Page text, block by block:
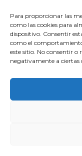
Para proporcionar las
como las cookies para
dispositivo. Consentir
como el
este sitio. No consentir
negativamente a ciertas
© 2026
Política de